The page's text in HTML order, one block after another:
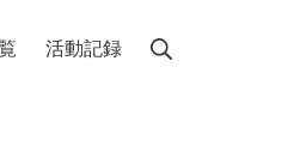
活動記録